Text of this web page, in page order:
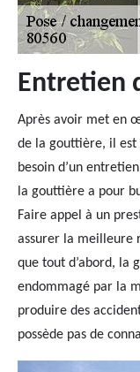
Entretien
Après avoir met en
de la gouttière, il est
besoin d’un
la gouttière a pour
Faire appel à un
assurer la meilleure
que tout d’abord, la
endommagé par la
produire des
possède pas de